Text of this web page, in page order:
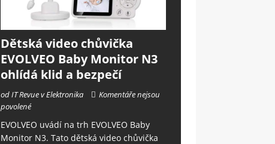
Dětská video chůvička
EVOLVEO Baby Monitor N3
ohlídá klid a bezpečí
od IT Revue v Elektronika
Komentáře nejsou
povolené
EVOLVEO uvádí na trh EVOLVEO Baby
Monitor N3. Tato dětská video chůvička